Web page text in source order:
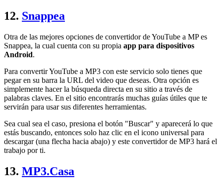
12. Snappea
Otra de las mejores opciones de convertidor de YouTube a MP es
Snappea, la cual cuenta con su propia app para dispositivos
Android.
Para convertir YouTube a MP3 con este servicio solo tienes que
pegar en su barra la URL del video que deseas. Otra opción es
simplemente hacer la búsqueda directa en su sitio a través de
palabras claves. En el sitio encontrarás muchas guías útiles que te
servirán para usar sus diferentes herramientas.
Sea cual sea el caso, presiona el botón "Buscar" y aparecerá lo que
estás buscando, entonces solo haz clic en el icono universal para
descargar (una flecha hacia abajo) y este convertidor de MP3 hará el
trabajo por ti.
13. MP3.Casa